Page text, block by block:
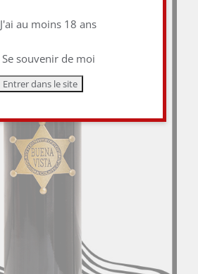
J'ai au moins 18 ans
Se souvenir de moi